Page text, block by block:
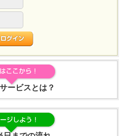
ービスとは？